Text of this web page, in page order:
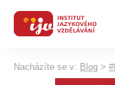
Nacházíte se v: Blog >